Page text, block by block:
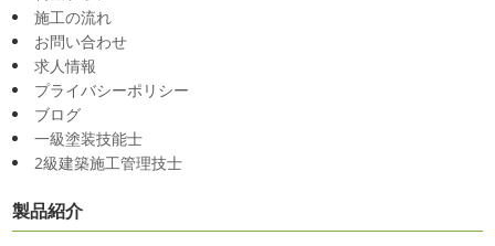
施工の流れ
お問い合わせ
求人情報
プライバシーポリシー
ブログ
一級塗装技能士
2級建築施工管理技士
製品紹介